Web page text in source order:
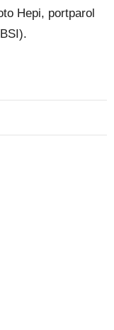
Hepi, portparol